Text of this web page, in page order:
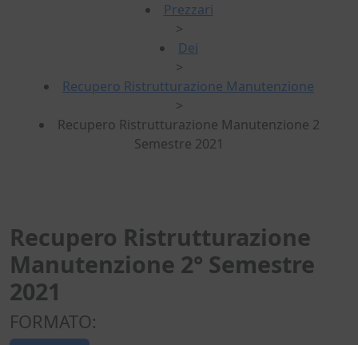
Prezzari
>
Dei
>
Recupero Ristrutturazione Manutenzione
>
Recupero Ristrutturazione Manutenzione 2
Semestre 2021
Recupero Ristrutturazione
Manutenzione 2° Semestre
2021
FORMATO: